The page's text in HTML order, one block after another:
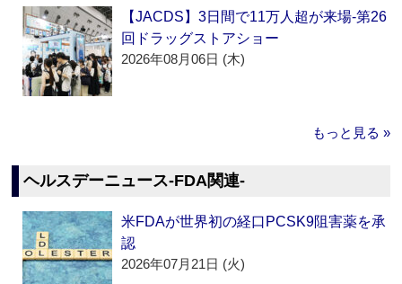
【JACDS】3日間で11万人超が来場‐第26
回ドラッグストアショー
2026年08月06日 (木)
もっと見る »
ヘルスデーニュース‐FDA関連‐
米FDAが世界初の経口PCSK9阻害薬を承
認
2026年07月21日 (火)